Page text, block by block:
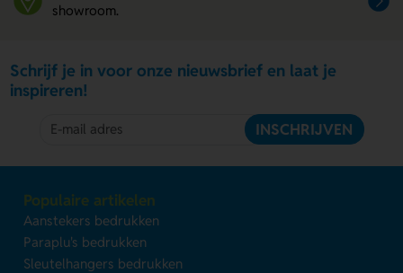
showroom.
Schrijf je in voor onze nieuwsbrief en laat je
inspireren!
INSCHRIJVEN
Populaire artikelen
Aanstekers bedrukken
Paraplu's bedrukken
Sleutelhangers bedrukken